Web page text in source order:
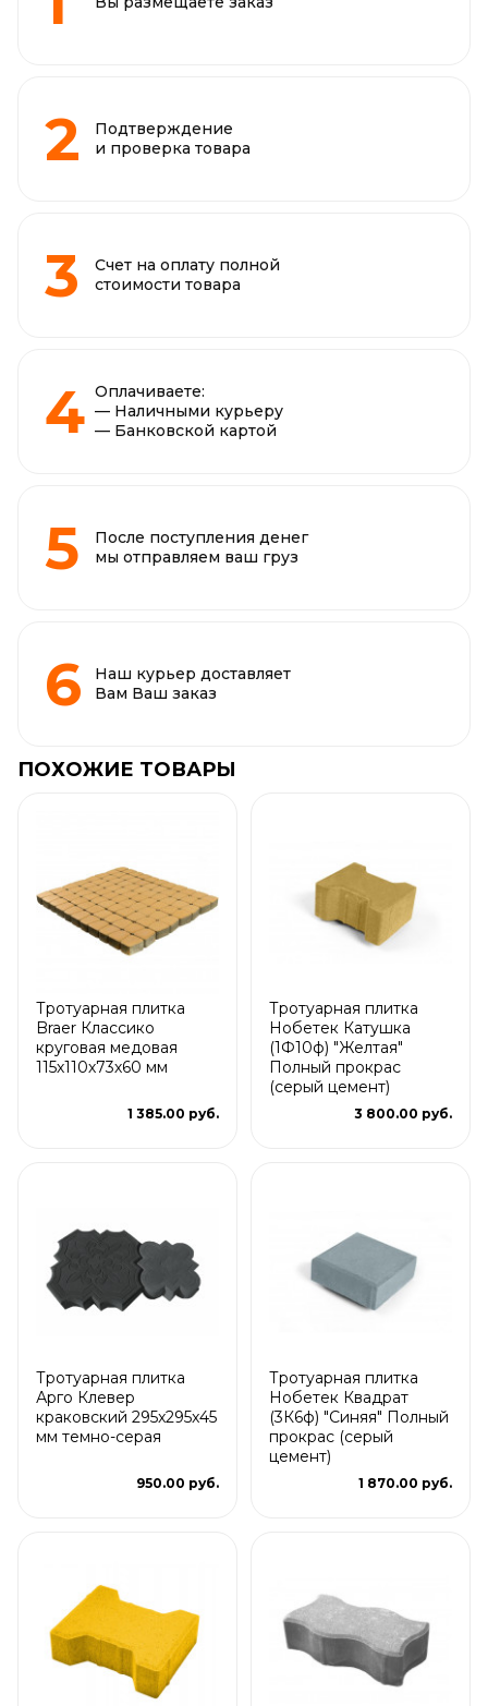
Подтверждение
и проверка товара
Счет на оплату полной
стоимости товара
Оплачиваете:
— Наличными курьеру
— Банковской картой
После поступления денег
мы отправляем ваш груз
Наш курьер доставляет
Вам Ваш заказ
ПОХОЖИЕ ТОВАРЫ
Тротуарная плитка
Braer Классико
круговая медовая
115х110х73х60 мм
1 385.00 руб.
Тротуарная плитка
Нобетек Катушка
(1Ф10ф) "Желтая"
Полный прокрас
(серый цемент)
3 800.00 руб.
Тротуарная плитка
Арго Клевер
краковский 295x295x45
мм темно-серая
950.00 руб.
Тротуарная плитка
Нобетек Квадрат
(3К6ф) "Синяя" Полный
прокрас (серый
цемент)
1 870.00 руб.